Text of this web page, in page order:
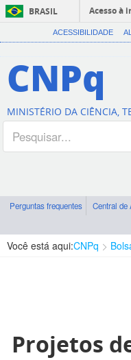
BRASIL
Acesso à
ACESSIBILIDADE
CNPq
MINISTÉRIO DA CIÊNCIA,
Perguntas frequentes Central de
Você está aqui:CNPq
Projetos